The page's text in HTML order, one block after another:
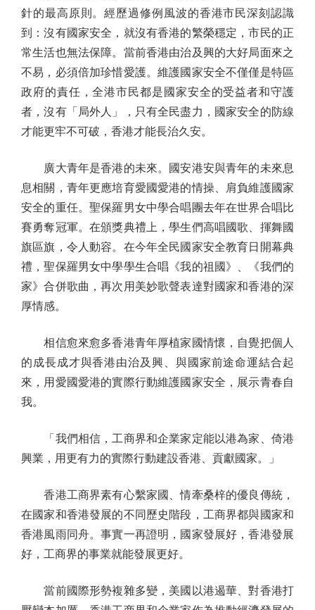
針的最高原則。經歷過修例風波的香港市民深刻認識
到：沒有國家安全，就沒有香港的繁榮穩定，市民的正
常生活也無法保障。當前香港由治及興的大好局面來之
不易，必須倍加珍惜愛護。維護國家安全不僅僅是特區
政府的責任，全港市民都是國家安全的受益者和守護
者，沒有「局外人」，只有全民盡力，國家安全的防線
才能更牢不可破，香港才能長治久安。
廣大青年是香港的未來。國安港安與青年的未來息
息相關，青年更應培育愛國愛港的情操、肩負維護國家
安全的重任。聖保羅男女中學合唱團去年在世界合唱比
賽勇奪冠軍。在頒獎典禮上，學生們高唱國歌、揮舞國
旗區旗，令人動容。在今年全民國家安全教育日開幕典
禮，聖保羅男女中學學生合唱《我的祖國》、《我們的
家》合併歌曲，再次用美妙歌聲表達對國家和香港的深
厚情感。
相信愈來愈多香港青年厚植家國情懷，自覺把個人
的成長成才與香港由治及興、與國家前途命運結合起
來，用愛國愛港的實際行動維護國家安全，展示青春自
我。
「我們相信，工商界和企業家定能以港為家、倚港
興業，用更有力的實際行動建設香港、貢獻國家。」
香港工商界素有心繫家國、情牽桑梓的優良傳統，
在國家和香港發展的不同歷史階段，工商界都與國家和
香港風雨同舟。事實一再證明，國家發展好，香港發展
好，工商界的事業就能發展更好。
當前國際形勢複雜多變，美國以港遏華、對香港打